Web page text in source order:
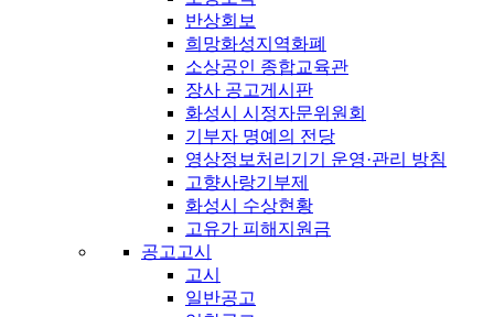
반상회보
희망화성지역화폐
소상공인 종합교육관
장사 공고게시판
화성시 시정자문위원회
기부자 명예의 전당
영상정보처리기기 운영·관리 방침
고향사랑기부제
화성시 수상현황
고유가 피해지원금
공고고시
고시
일반공고